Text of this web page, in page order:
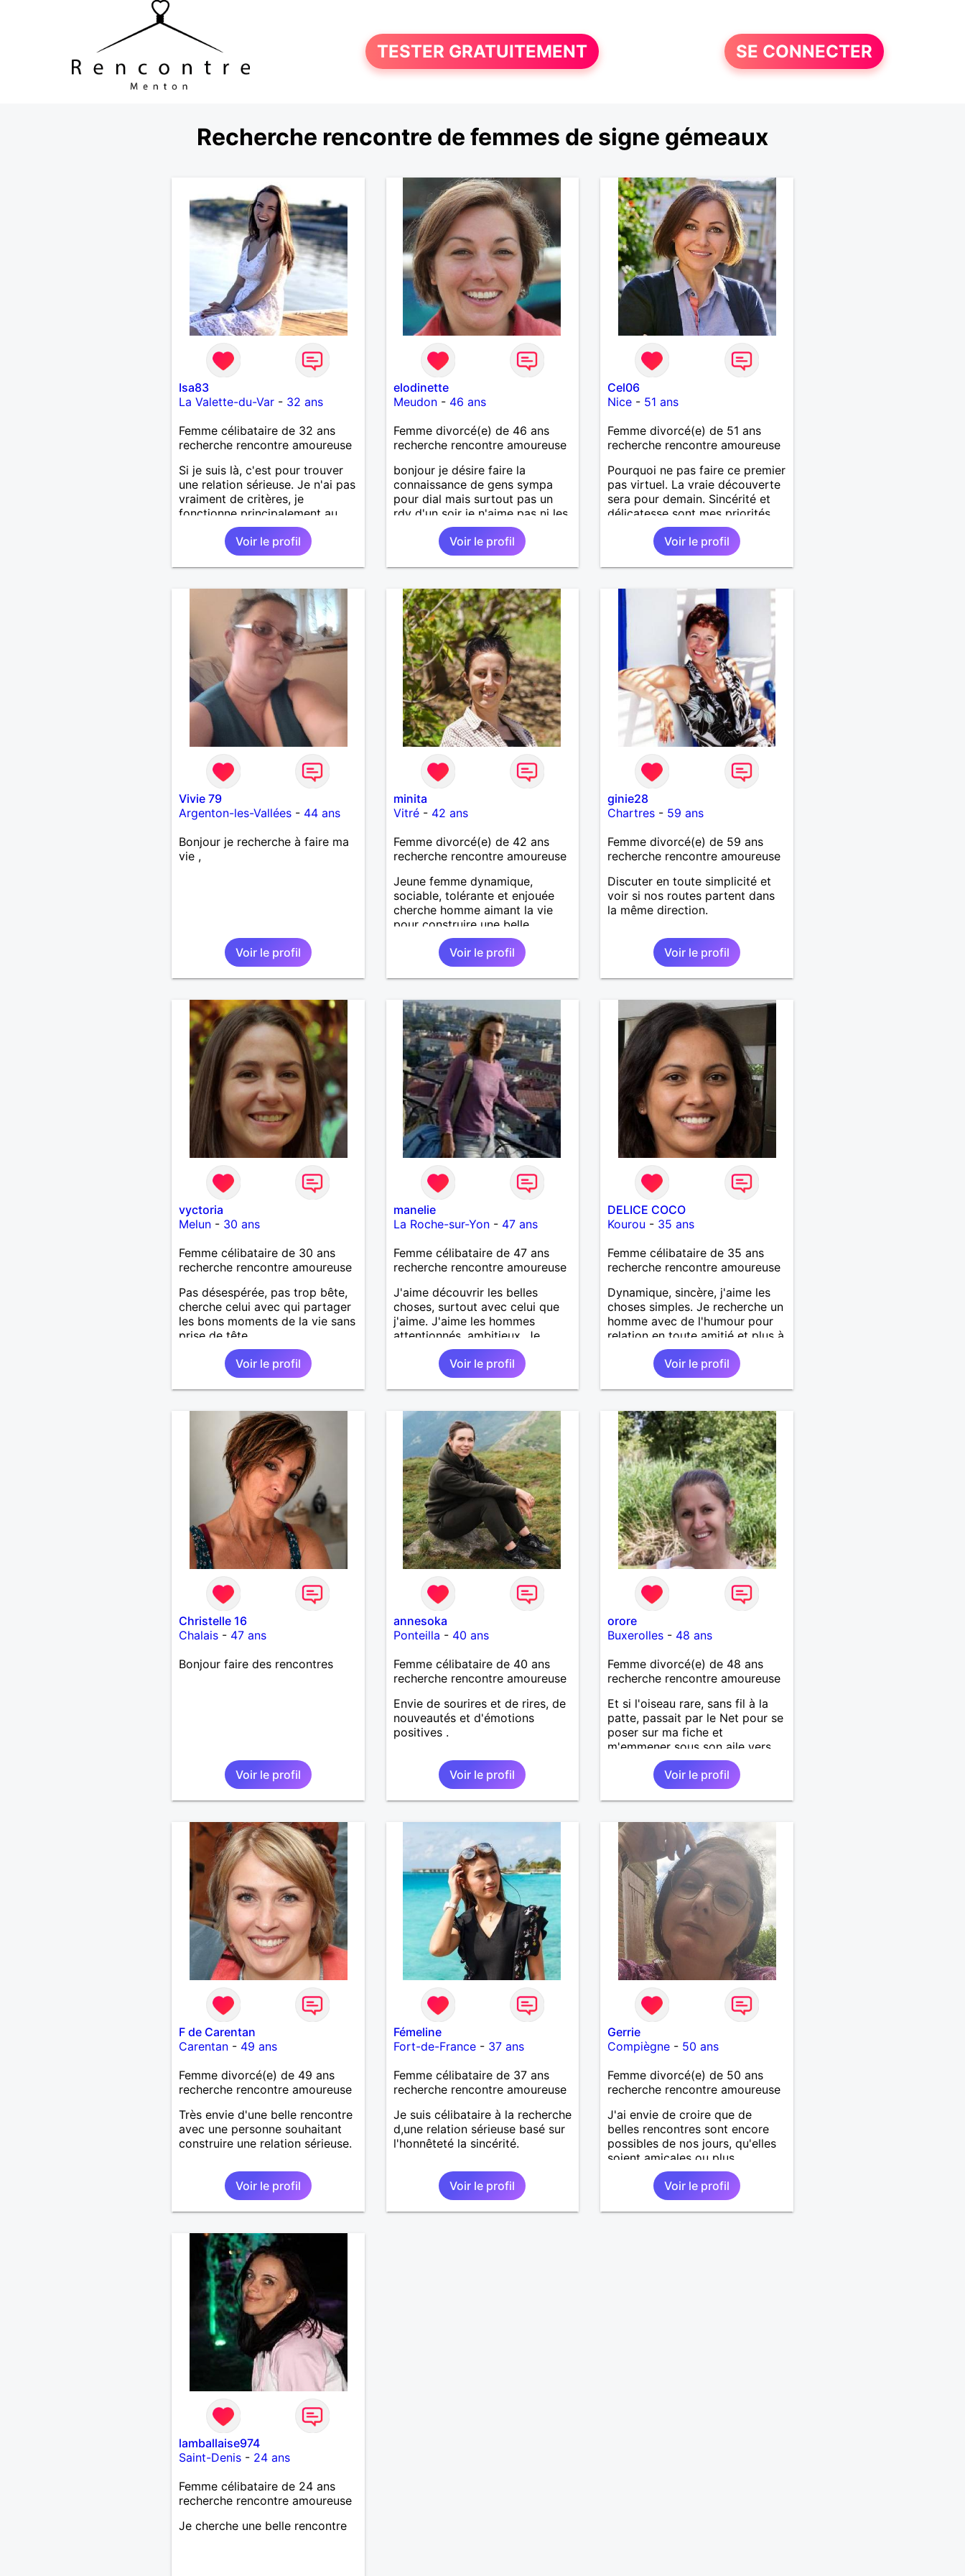
TESTER GRATUITEMENT SE CONNECTER
Recherche rencontre de femmes de signe gémeaux
Isa83
La Valette-du-Var- 32 ans
Femme célibataire de 32 ans
recherche rencontre amoureuse
Si je suis là, c'est pour trouver
une relation sérieuse. Je n'ai pas
vraiment de critères, je
fonctionne principalement au
feeling. J'ai pas mal les
randonnées, la musique et les
Voir le profil
elodinette
Meudon- 46 ans
Femme divorcé(e) de 46 ans
recherche rencontre amoureuse
bonjour je désire faire la
connaissance de gens sympa
pour dial mais surtout pas un
rdv d'un soir je n'aime pas ni les
menteurs ni les pervers.
Voir le profil
Cel06
Nice - 51 ans
Femme divorcé(e) de 51 ans
recherche rencontre amoureuse
Pourquoi ne pas faire ce premier
pas virtuel. La vraie découverte
sera pour demain. Sincérité et
délicatesse sont mes priorités.
Voir le profil
Vivie 79
Argenton-les-Vallées- 44 ans
Bonjour je recherche à faire ma
vie ,
Voir le profil
minita
Vitré- 42 ans
Femme divorcé(e) de 42 ans
recherche rencontre amoureuse
Jeune femme dynamique,
sociable, tolérante et enjouée
cherche homme aimant la vie
pour construire une belle
relation à deux.
Voir le profil
ginie28
Chartres - 59 ans
Femme divorcé(e) de 59 ans
recherche rencontre amoureuse
Discuter en toute simplicité et
voir si nos routes partent dans
la même direction.
Voir le profil
vyctoria
Melun- 30 ans
Femme célibataire de 30 ans
recherche rencontre amoureuse
Pas désespérée, pas trop bête,
cherche celui avec qui partager
les bons moments de la vie sans
prise de tête
Voir le profil
manelie
La Roche-sur-Yon- 47 ans
Femme célibataire de 47 ans
recherche rencontre amoureuse
J'aime découvrir les belles
choses, surtout avec celui que
j'aime. J'aime les hommes
attentionnés, ambitieux. Je
recherche quelqu'un avec qui je
pourrais tout partager car j'ai
plein d'amour à donner.
Voir le profil
DELICE COCO
Kourou - 35 ans
Femme célibataire de 35 ans
recherche rencontre amoureuse
Dynamique, sincère, j'aime les
choses simples. Je recherche un
homme avec de l'humour pour
relation en toute amitié et plus à
Voir le profil
Christelle 16
Chalais- 47 ans
Bonjour faire des rencontres
Voir le profil
annesoka
Ponteilla - 40 ans
Femme célibataire de 40 ans
recherche rencontre amoureuse
Envie de sourires et de rires, de
nouveautés et d'émotions
positives .
Voir le profil
orore
Buxerolles - 48 ans
Femme divorcé(e) de 48 ans
recherche rencontre amoureuse
Et si l'oiseau rare, sans fil à la
patte, passait par le Net pour se
poser sur ma fiche et
m'emmener sous son aile vers
un nouvel horizon fait de
sensualité, complicité et
confiance.
Voir le profil
F de Carentan
Carentan- 49 ans
Femme divorcé(e) de 49 ans
recherche rencontre amoureuse
Très envie d'une belle rencontre
avec une personne souhaitant
construire une relation sérieuse.
Voir le profil
Fémeline
Fort-de-France- 37 ans
Femme célibataire de 37 ans
recherche rencontre amoureuse
Je suis célibataire à la recherche
d,une relation sérieuse basé sur
l'honnêteté la sincérité.
Voir le profil
Gerrie
Compiègne - 50 ans
Femme divorcé(e) de 50 ans
recherche rencontre amoureuse
J'ai envie de croire que de
belles rencontres sont encore
possibles de nos jours, qu'elles
soient amicales ou plus...
Voir le profil
lamballaise974
Saint-Denis- 24 ans
Femme célibataire de 24 ans
recherche rencontre amoureuse
Je cherche une belle rencontre